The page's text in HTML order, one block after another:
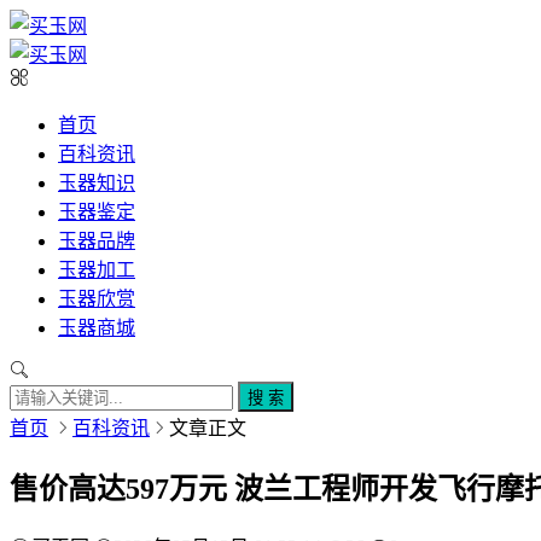
首页
百科资讯
玉器知识
玉器鉴定
玉器品牌
玉器加工
玉器欣赏
玉器商城
搜 索
首页 百科资讯 文章正文
售价高达597万元 波兰工程师开发飞行摩